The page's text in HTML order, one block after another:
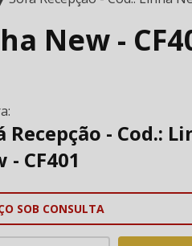
New -
Recepção - Cod.:
- CF401
SOB CONSULTA